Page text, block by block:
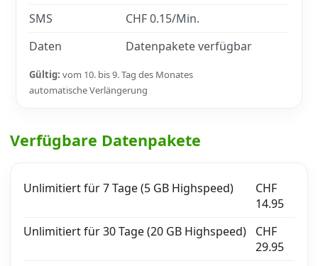
SMS
CHF 0.15/Min.
Daten
Datenpakete verfügbar
Gültig: vom 10. bis 9. Tag des Monates
automatische Verlängerung
Verfügbare Datenpakete
Unlimitiert für 7 Tage (5 GB Highspeed)
CHF
14.95
Unlimitiert für 30 Tage (20 GB Highspeed)
CHF
29.95